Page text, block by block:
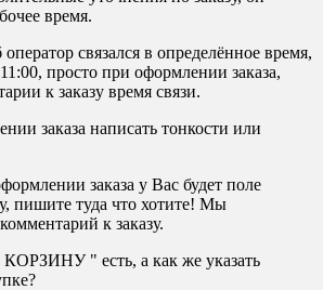
время.
связался в определённое время,
просто при оформлении заказа,
к заказу время связи.
заказа написать тонкости или
заказа у Вас будет поле
пишите туда что хотите! Мы
к заказу.
" есть, а как же указать